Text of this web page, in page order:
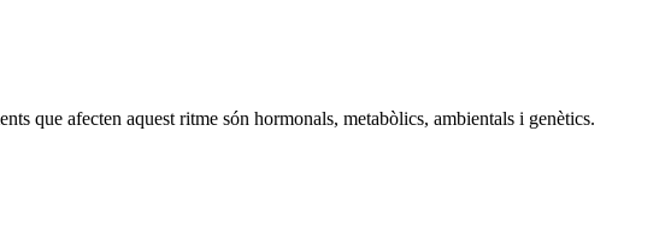
que afecten aquest ritme són hormonals, metabòlics, ambientals i genètics.